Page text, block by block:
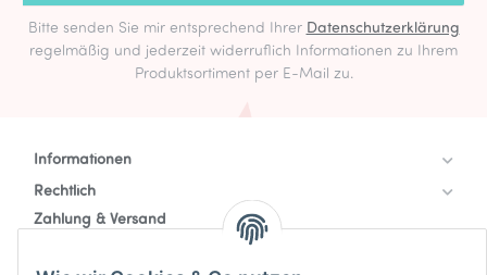
Bitte senden Sie mir entsprechend Ihrer Datenschutzerklärung
regelmäßig und jederzeit widerruflich Informationen zu Ihrem
Produktsortiment per E-Mail zu.
Informationen
Rechtlich
Zahlung & Versand